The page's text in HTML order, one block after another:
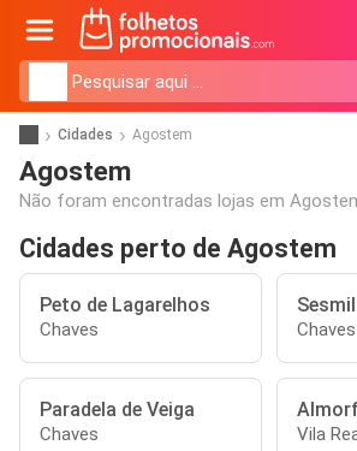
Cidades Agostem
Agostem
Não foram encontradas lojas em
Cidades perto de Agostem
Peto de Lagarelhos
Chaves
Sesmil
Chaves
Paradela de Veiga
Chaves Vila